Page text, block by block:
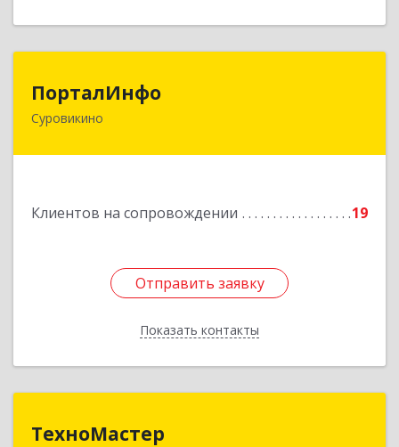
ПорталИнфо
Суровикино
Клиентов на сопровождении 19
Отправить заявку
Показать контакты
404414, г.Суровкино Волгоградской обл. ул. 1-й
Отправить заявку
Назад
ТехноМастер